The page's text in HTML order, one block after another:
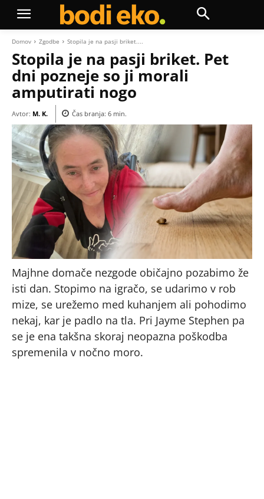
Domov Zgodbe Stopila je na pasji briket....
Stopila je na pasji briket. Pet
dni pozneje so ji morali
amputirati nogo
Avtor: M. K. Čas branja: 6 min.
Majhne domače nezgode običajno pozabimo že
isti dan. Stopimo na igračo, se udarimo v rob
mize, se urežemo med kuhanjem ali pohodimo
nekaj, kar je padlo na tla. Pri Jayme Stephen pa
se je ena takšna skoraj neopazna poškodba
spremenila v nočno moro.